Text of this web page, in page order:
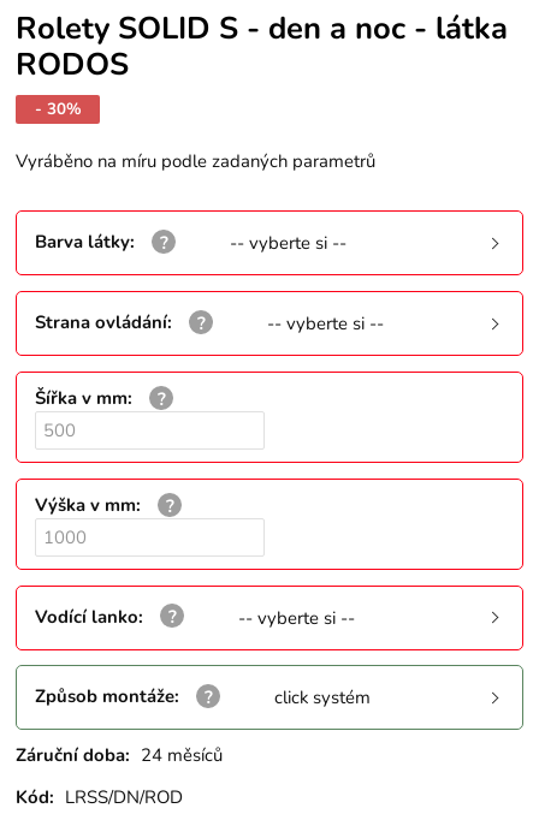
Rolety SOLID S - den a noc - látka
RODOS
- 30%
Vyráběno na míru podle zadaných parametrů
Barva látky: -- vyberte si --
Strana ovládání: -- vyberte si --
Šířka v mm:
Výška v mm:
Vodící lanko: -- vyberte si --
Způsob montáže: click systém
Záruční doba: 24 měsíců
Kód: LRSS/DN/ROD